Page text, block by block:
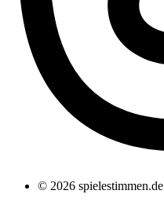
© 2026 spielestimmen.de